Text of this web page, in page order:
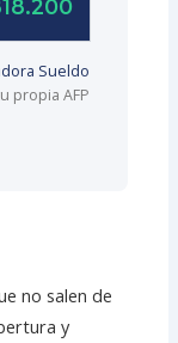
Sueldo
propia AFP
no salen de
y